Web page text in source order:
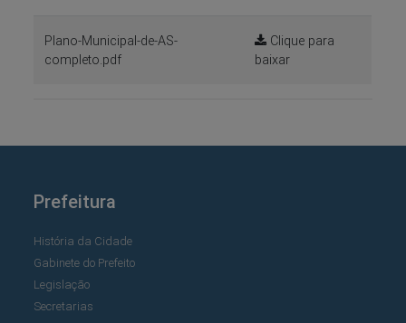
Plano-Municipal-de-AS-
completo.pdf
Clique para
baixar
Prefeitura
História da Cidade
Gabinete do Prefeito
Legislação
Secretarias